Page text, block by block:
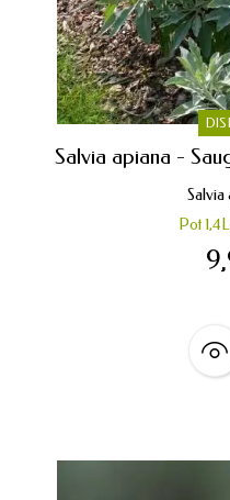
Salvia apiana -
Salvia
Pot